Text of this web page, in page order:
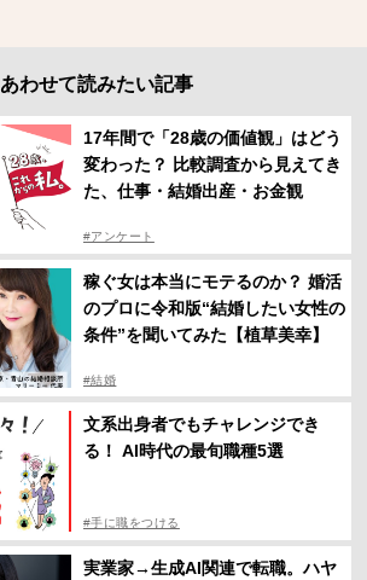
あわせて読みたい記事
17年間で「28歳の価値観」はどう
変わった？ 比較調査から見えてき
た、仕事・結婚出産・お金観
#アンケート
稼ぐ女は本当にモテるのか？ 婚活
のプロに令和版“結婚したい女性の
条件”を聞いてみた【植草美幸】
#結婚
文系出身者でもチャレンジでき
る！ AI時代の最旬職種5選
#手に職をつける
実業家→生成AI関連で転職。ハヤ